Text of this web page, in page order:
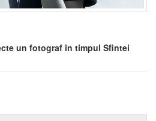
un fotograf în timpul Sfintei